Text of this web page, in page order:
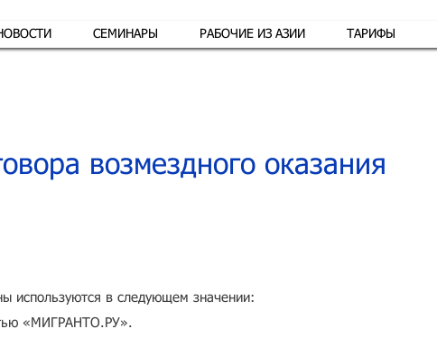
СЕМИНАРЫ РАБОЧИЕ ИЗ АЗИИ ТАРИФЫ
возмездного оказания
используются в следующем значении:
«МИГРАНТО.РУ».